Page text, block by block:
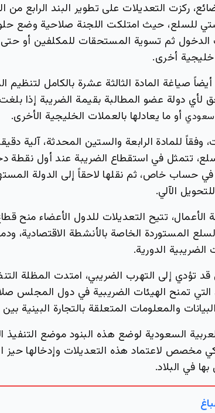
ركزت التعديلات على تطوير البند الرابع من
للسلع، حيث امتلكت اللجنة صلاحية وضع
الدخول ثم تسوية المستحقات للمكلفين أو حتى
أخرى.
صياغة المادة الثالثة عشرة بالكامل لتنظيم
دولة عضو المطالبة بقيمة الضريبة إذا
أو ما يعادلها بالعملات الخليجية الأخرى.
وفقاً للمادة الرابعة والستين المحدثة، آلية
تتمثل في استقطاع الضريبة عند أول نقطة
في حساب خاص، ثم نقلها لاحقاً إلى الدولة
الآلي.
الأعمال، تتيح التعديلات للدول الأعضاء منح
المستوردة الخاصة بالأنشطة الاقتصادية،
الدورية.
تؤدي إلى التهرب الضريبي، امتدت المظلة
التي تمنح الهيئات الضريبية في دول المجلس
والمعلومات المتعلقة بالتجارة البينية
السعودية لوضع هذه البنود موضع
لاعتماد هذه التعديلات وإدخالها حيز
في البلاد.